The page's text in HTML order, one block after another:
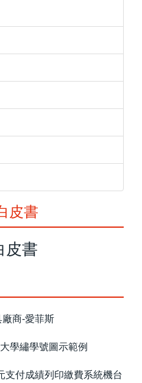
皮書
皮書
商-愛菲斯
學繡學號圖示範例
支付成績列印繳費系統機台